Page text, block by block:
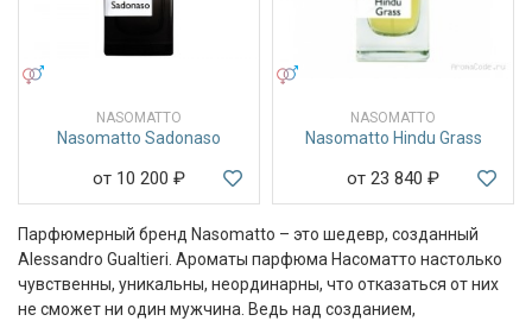
NASOMATTO
Nasomatto Sadonaso
от 10 200 ₽
NASOMATTO
Nasomatto Hindu Grass
от 23 840 ₽
Парфюмерный бренд Nasomatto – это шедевр, созданный
Alessandro Gualtieri. Ароматы парфюма Насоматто настолько
чувственны, уникальны, неординарны, что отказаться от них
не сможет ни один мужчина. Ведь над созданием,